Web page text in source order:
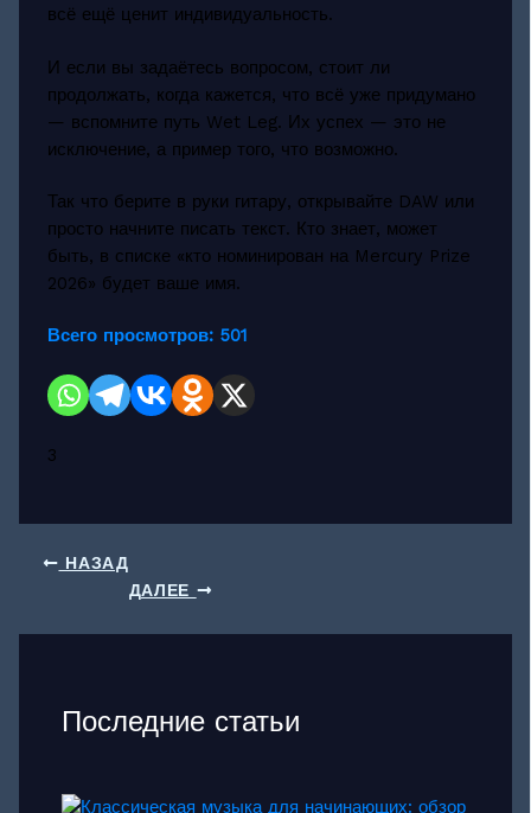
всё ещё ценит индивидуальность.
И если вы задаётесь вопросом, стоит ли
продолжать, когда кажется, что всё уже придумано
— вспомните путь Wet Leg. Их успех — это не
исключение, а пример того, что возможно.
Так что берите в руки гитару, открывайте DAW или
просто начните писать текст. Кто знает, может
быть, в списке «кто номинирован на Mercury Prize
2026» будет ваше имя.
Всего просмотров: 501
3
НАЗАД
ДАЛЕЕ
Последние статьи